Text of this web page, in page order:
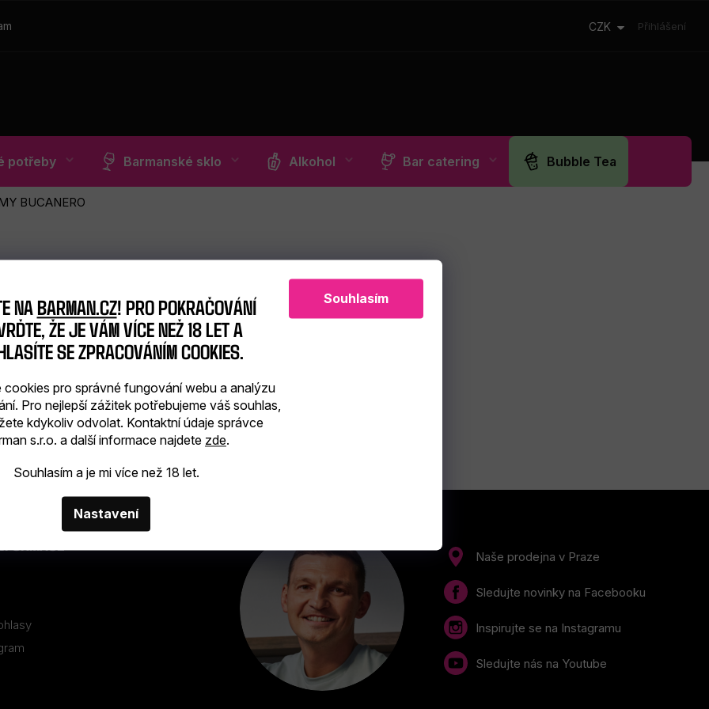
NABARMAN.CZ! PRO POKRAČOVÁNÍ
ŽE JE VÁM VÍCE NEŽ 18 LET A
SE ZPRACOVÁNÍM COOKIES.
cookies pro správné fungování webu a analýzu
Pro nejlepší zážitek potřebujeme váš souhlas,
kdykoliv odvolat. Kontaktní údaje správce
s.r.o. a další informace najdete zde.
Souhlasím a je mi více než 18 let.
Nastavení
Souhlasím
CZK Přihlášení
potřeby Barmanské sklo Alkohol Bar catering Bubble Tea
BUCANERO
Naše prodejna v Praze
Sledujte novinky na Facebooku
Inspirujte se na Instagramu
Sledujte nás na Youtube